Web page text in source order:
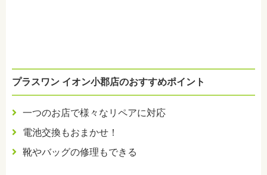
プラスワン イオン小郡店のおすすめポイント
一つのお店で様々なリペアに対応
電池交換もおまかせ！
靴やバッグの修理もできる